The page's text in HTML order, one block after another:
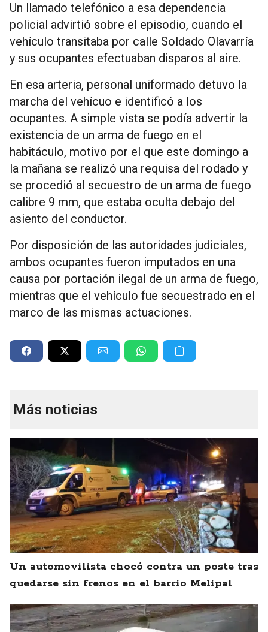
Un llamado telefónico a esa dependencia
policial advirtió sobre el episodio, cuando el
vehículo transitaba por calle Soldado Olavarría
y sus ocupantes efectuaban disparos al aire.
En esa arteria, personal uniformado detuvo la
marcha del vehícuo e identificó a los
ocupantes. A simple vista se podía advertir la
existencia de un arma de fuego en el
habitáculo, motivo por el que este domingo a
la mañana se realizó una requisa del rodado y
se procedió al secuestro de un arma de fuego
calibre 9 mm, que estaba oculta debajo del
asiento del conductor.
Por disposición de las autoridades judiciales,
ambos ocupantes fueron imputados en una
causa por portación ilegal de un arma de fuego,
mientras que el vehículo fue secuestrado en el
marco de las mismas actuaciones.
Más noticias
Un automovilista chocó contra un poste tras
quedarse sin frenos en el barrio Melipal